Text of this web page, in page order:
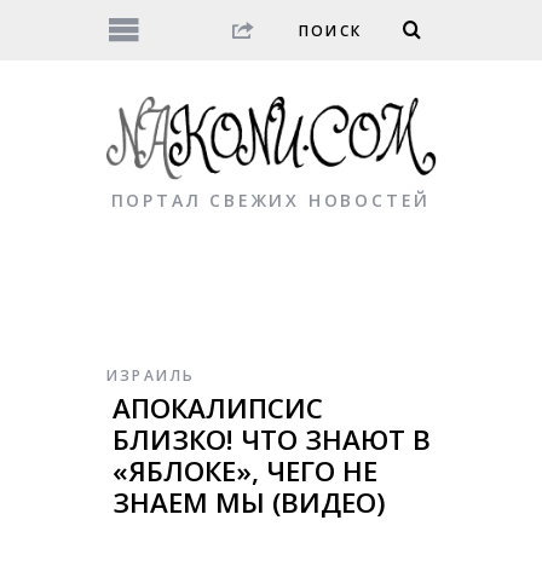
ПОРТАЛ СВЕЖИХ НОВОСТЕЙ
ИЗРАИЛЬ
АПОКАЛИПСИС
БЛИЗКО! ЧТО ЗНАЮТ В
«ЯБЛОКЕ», ЧЕГО НЕ
ЗНАЕМ МЫ (ВИДЕО)